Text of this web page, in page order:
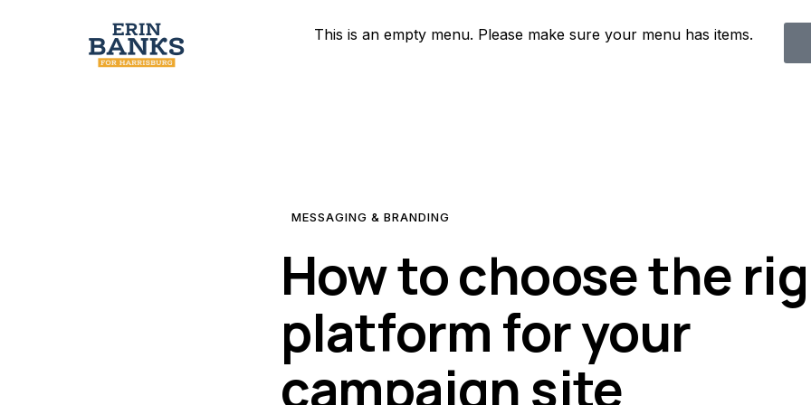
This is an empty menu. Please make sure your menu has items.
MESSAGING & BRANDING
How to choose the
platform for your
campaign site